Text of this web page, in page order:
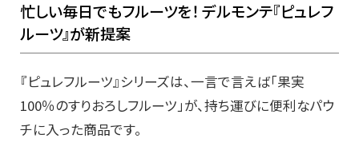
忙しい毎日でもフルーツを！ デルモンテ『ピュレフ
ルーツ』が新提案
『ピュレフルーツ』シリーズは、一言で言えば「果実
100％のすりおろしフルーツ」が、持ち運びに便利なパウ
チに入った商品です。